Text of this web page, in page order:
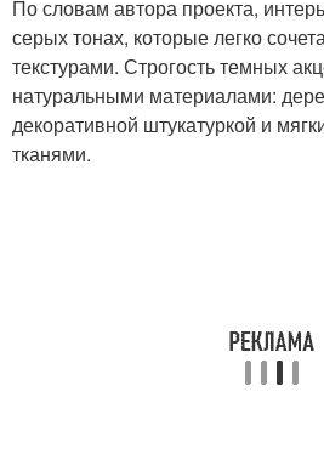
По словам автора проекта,
серых тонах, которые легко
текстурами. Строгость темных
натуральными материалами:
декоративной штукатуркой и
тканями.